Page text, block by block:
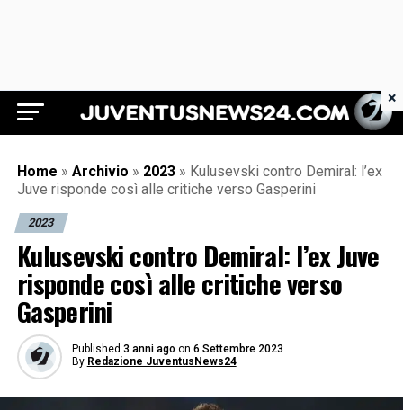
Juventus News 24
Home » Archivio » 2023 » Kulusevski contro Demiral: l’ex
Juve risponde così alle critiche verso Gasperini
2023
Kulusevski contro Demiral: l’ex Juve
risponde così alle critiche verso
Gasperini
Published 3 anni ago on 6 Settembre 2023
By Redazione JuventusNews24
×